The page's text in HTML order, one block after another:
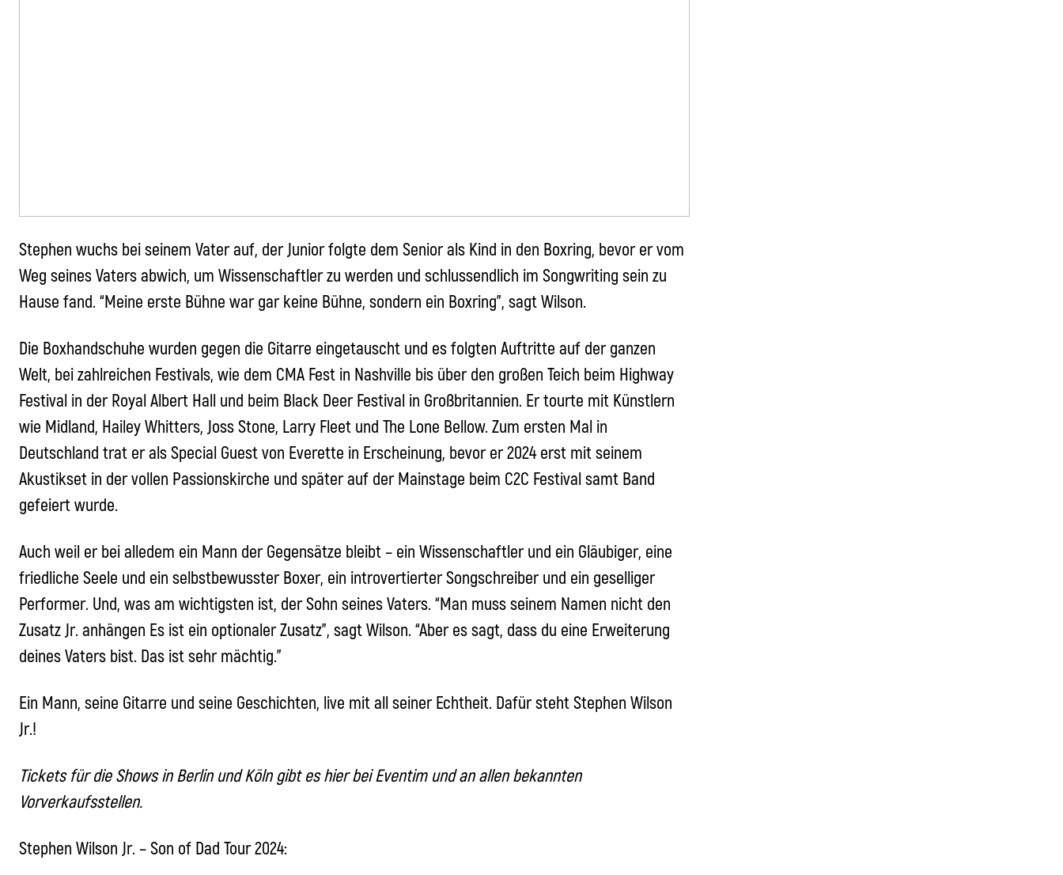
Stephen wuchs bei seinem Vater auf, der Junior folgte dem Senior als Kind in den Boxring, bevor er vom
Weg seines Vaters abwich, um Wissenschaftler zu werden und schlussendlich im Songwriting sein zu
Hause fand. “Meine erste Bühne war gar keine Bühne, sondern ein Boxring”, sagt Wilson.
Die Boxhandschuhe wurden gegen die Gitarre eingetauscht und es folgten Auftritte auf der ganzen
Welt, bei zahlreichen Festivals, wie dem CMA Fest in Nashville bis über den großen Teich beim Highway
Festival in der Royal Albert Hall und beim Black Deer Festival in Großbritannien. Er tourte mit Künstlern
wie Midland, Hailey Whitters, Joss Stone, Larry Fleet und The Lone Bellow. Zum ersten Mal in
Deutschland trat er als Special Guest von Everette in Erscheinung, bevor er 2024 erst mit seinem
Akustikset in der vollen Passionskirche und später auf der Mainstage beim C2C Festival samt Band
gefeiert wurde.
Auch weil er bei alledem ein Mann der Gegensätze bleibt – ein Wissenschaftler und ein Gläubiger, eine
friedliche Seele und ein selbstbewusster Boxer, ein introvertierter Songschreiber und ein geselliger
Performer. Und, was am wichtigsten ist, der Sohn seines Vaters. “Man muss seinem Namen nicht den
Zusatz Jr. anhängen Es ist ein optionaler Zusatz”, sagt Wilson. “Aber es sagt, dass du eine Erweiterung
deines Vaters bist. Das ist sehr mächtig.”
Ein Mann, seine Gitarre und seine Geschichten, live mit all seiner Echtheit. Dafür steht Stephen Wilson
Jr.!
Tickets für die Shows in Berlin und Köln gibt es hier bei Eventim und an allen bekannten
Vorverkaufsstellen.
Stephen Wilson Jr. – Son of Dad Tour 2024: